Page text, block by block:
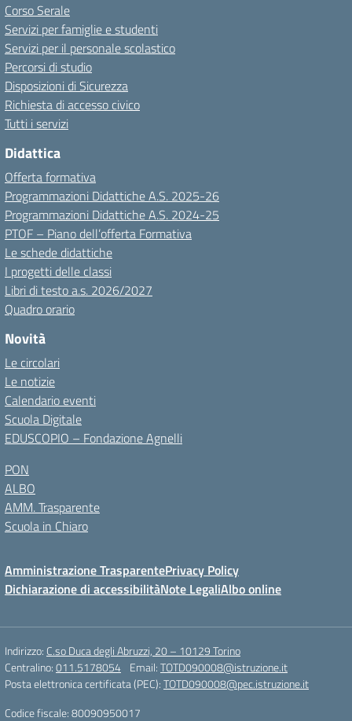
Corso Serale
Servizi per famiglie e studenti
Servizi per il personale scolastico
Percorsi di studio
Disposizioni di Sicurezza
Richiesta di accesso civico
Tutti i servizi
Didattica
Offerta formativa
Programmazioni Didattiche A.S. 2025-26
Programmazioni Didattiche A.S. 2024-25
PTOF – Piano dell’offerta Formativa
Le schede didattiche
I progetti delle classi
Libri di testo a.s. 2026/2027
Quadro orario
Novità
Le circolari
Le notizie
Calendario eventi
Scuola Digitale
EDUSCOPIO – Fondazione Agnelli
PON
ALBO
AMM. Trasparente
Scuola in Chiaro
Amministrazione TrasparentePrivacy Policy
Dichiarazione di accessibilitàNote LegaliAlbo online
Indirizzo: C.so Duca degli Abruzzi, 20 – 10129 Torino
Centralino:011.5178054 Email:TOTD090008@istruzione.it
Posta elettronica certificata (PEC):TOTD090008@pec.istruzione.it
Codice fiscale: 80090950017